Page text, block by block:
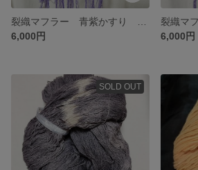
6,000円
裂織
6,000円
SOLD OUT